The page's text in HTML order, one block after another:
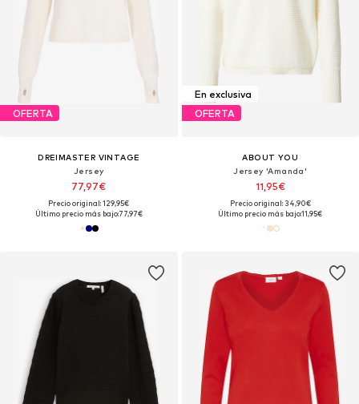
OFERTA
DREIMASTER VINTAGE
Jersey
77,97€
Precio original: 129,95€
Último precio más bajo:77,97€
En exclusiva
OFERTA
ABOUT YOU
Jersey 'Amanda'
11,95€
Precio original: 34,90€
Último precio más bajo:11,95€